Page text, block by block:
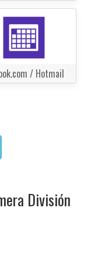
/ Hotmail
División